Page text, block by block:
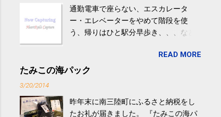
通勤電車で座らない、エスカレータ
ー・エレベーターをやめて階段を使
う、帰りはひと駅分早歩き、、、など
やすい。 スポーツウェア・シューズで
するものだけが運動ではない。 食べ
けると改善する、との結果を筑波大の
研究チームが発表した。改善が期待で
READ MORE
たみこの海パック
3/20/2014
昨年末に南三陸町にふるさと納税をし
たお礼が届きました。 『たみこの海パ